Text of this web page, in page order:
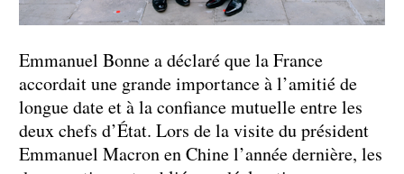
Emmanuel Bonne a déclaré que la France
accordait une grande importance à l’amitié de
longue date et à la confiance mutuelle entre les
deux chefs d’État. Lors de la visite du président
Emmanuel Macron en Chine l’année dernière, les